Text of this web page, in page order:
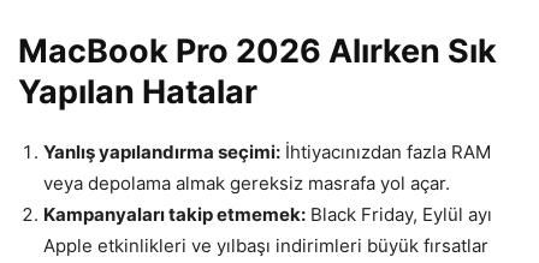
MacBook Pro 2026 Alırken Sık
Yapılan Hatalar
Yanlış yapılandırma seçimi: İhtiyacınızdan fazla RAM
veya depolama almak gereksiz masrafa yol açar.
Kampanyaları takip etmemek: Black Friday, Eylül ayı
Apple etkinlikleri ve yılbaşı indirimleri büyük fırsatlar